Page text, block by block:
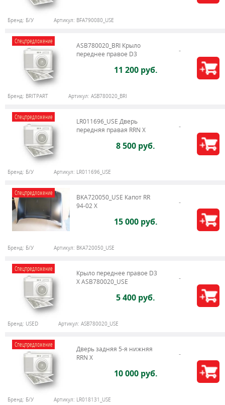
Бренд: Б/У Артикул: BFA790080_USE
Спецпредложение
ASB780020_BRI Крыло
переднее правое D3
11 200 руб.
Бренд: BRITPART Артикул: ASB780020_BRI
Спецпредложение
LR011696_USE Дверь
передняя правая RRN X
8 500 руб.
Бренд: Б/У Артикул: LR011696_USE
Спецпредложение
BKA720050_USE Капот RR
94-02 X
15 000 руб.
Бренд: Б/У Артикул: BKA720050_USE
Спецпредложение
Крыло переднее правое D3
X ASB780020_USE
5 400 руб.
Бренд: USED Артикул: ASB780020_USE
Спецпредложение
Дверь задняя 5-я нижняя
RRN X
10 000 руб.
Бренд: Б/У Артикул: LR018131_USE